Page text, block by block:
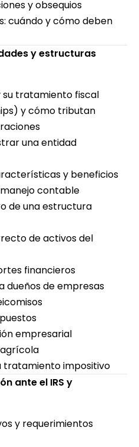
y obsequios
cuándo y cómo deben
y estructuras
su tratamiento fiscal
y cómo tributan
una entidad
y beneficios
contable
de una estructura
de activos del
financieros
dueños de empresas
empresarial
tratamiento impositivo
ante el IRS y
y requerimientos